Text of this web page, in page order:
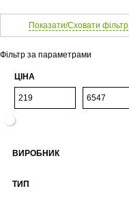
Показати/Сховати фільтр
Фільтр за параметрами
ЦІНА
ВИРОБНИК
ТИП